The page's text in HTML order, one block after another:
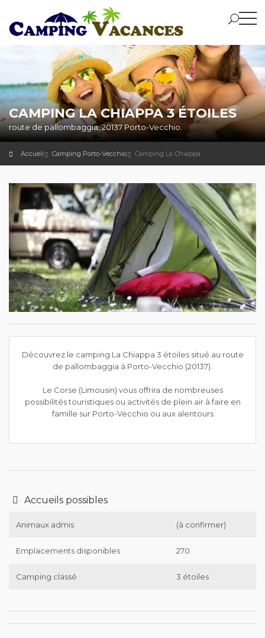
CAMPING LA CHIAPPA 3 ÉTOILES
route de pallombaggia, 20137 Porto-Vecchio.
Accueil Camping Porto-Vecchio Camping La Chiappa
Découvrez le camping La Chiappa 3 étoiles situé au route
de pallombaggia à Porto-Vecchio (20137).
Le Corse (Limousin) vous offrira de nombreuses
possibilités touristiques ou activités de plein air à faire en
famille sur Porto-Vecchio ou aux alentours
Accueils possibles
Animaux admis (à confirmer)
Emplacements disponibles 270
Camping classé 3 étoiles